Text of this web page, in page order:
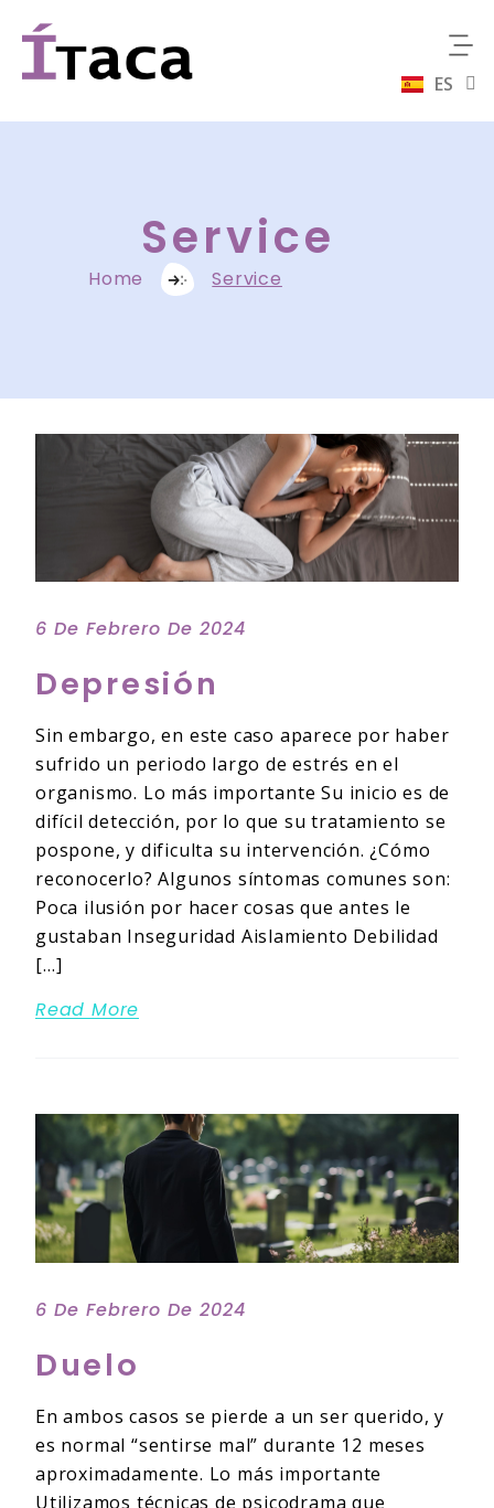
ES
EN
Service
Home Service
6 De Febrero De 2024
Depresión
Sin embargo, en este caso aparece por haber
sufrido un periodo largo de estrés en el
organismo. Lo más importante Su inicio es de
difícil detección, por lo que su tratamiento se
pospone, y dificulta su intervención. ¿Cómo
reconocerlo? Algunos síntomas comunes son:
Poca ilusión por hacer cosas que antes le
gustaban Inseguridad Aislamiento Debilidad
[…]
Read More
6 De Febrero De 2024
Duelo
En ambos casos se pierde a un ser querido, y
es normal “sentirse mal” durante 12 meses
aproximadamente. Lo más importante
Utilizamos técnicas de psicodrama que